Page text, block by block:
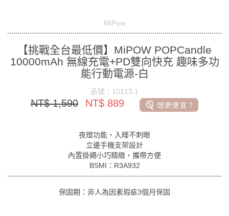
MiPow
【挑戰全台最低價】MiPOW POPCandle
10000mAh 無線充電+PD雙向快充 趣味多功
能行動電源-白
品號：10113.1
NT$ 1,590 NT$ 889
夜燈功能，入睡不刺眼
立邊手機支架設計
內置掛繩小巧精緻，攜帶方便
BSMI：R3A932
保固期：非人為因素瑕疵3個月保固